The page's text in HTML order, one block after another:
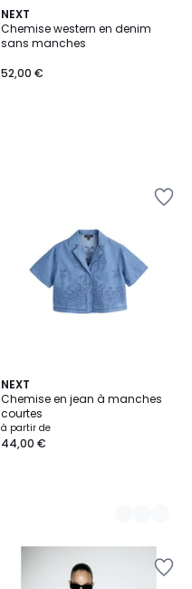
NEXT
Chemise western en denim
sans manches
52,00 €
NEXT
Chemise en jean à manches
courtes
à partir de
44,00 €
3
Couleurs